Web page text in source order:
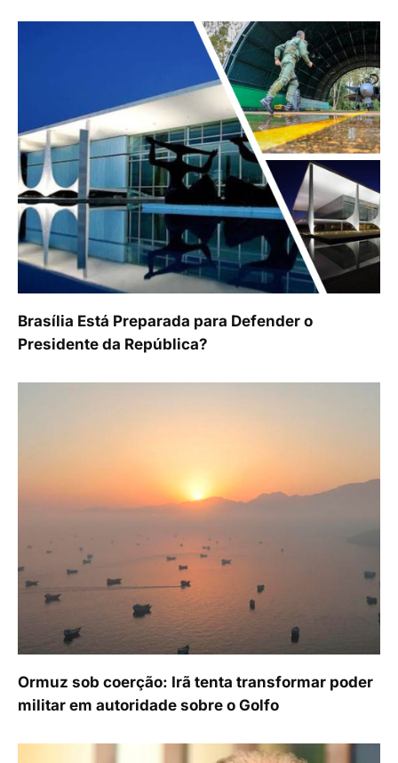
Brasília Está Preparada para Defender o
Presidente da República?
Ormuz sob coerção: Irã tenta transformar poder
militar em autoridade sobre o Golfo